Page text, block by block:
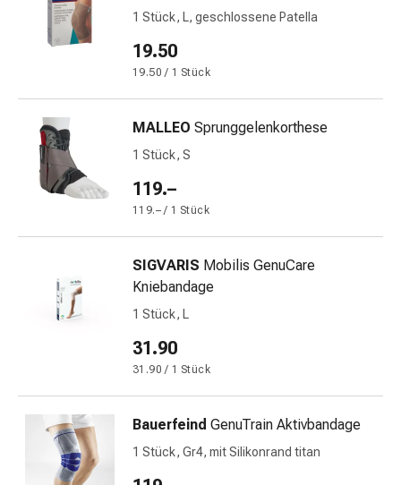
Kompressen
Fixationspflaster
Gazen
Kompressionsbinden
Pflaster
Tapes
Zubehör
Netzverbände
Verbandsmaterial
Verbrennungen
Sonnenbrand
Verbandwechsel-
Sets
Wundauflagen
Wundsprays
1 Stück, L, geschlossene Patella
19.50
19.50 / 1 Stück
MALLEO Sprunggelenkorthese
1 Stück, S
119.–
119.– / 1 Stück
SIGVARIS Mobilis GenuCare
Kniebandage
1 Stück, L
31.90
31.90 / 1 Stück
Bauerfeind GenuTrain Aktivbandage
1 Stück, Gr4, mit Silikonrand titan